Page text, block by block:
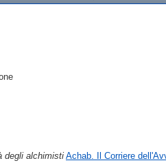
degli alchimisti Achab. Il Corriere